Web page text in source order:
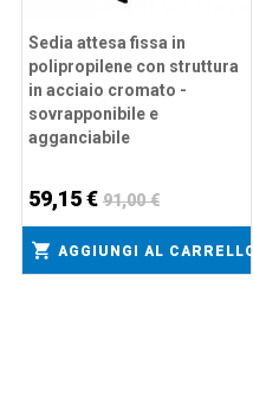
Sedia attesa fissa in
polipropilene con struttura
in acciaio cromato -
sovrapponibile e
agganciabile
59,15 € 91,00 €
AGGIUNGI AL CARRELLO